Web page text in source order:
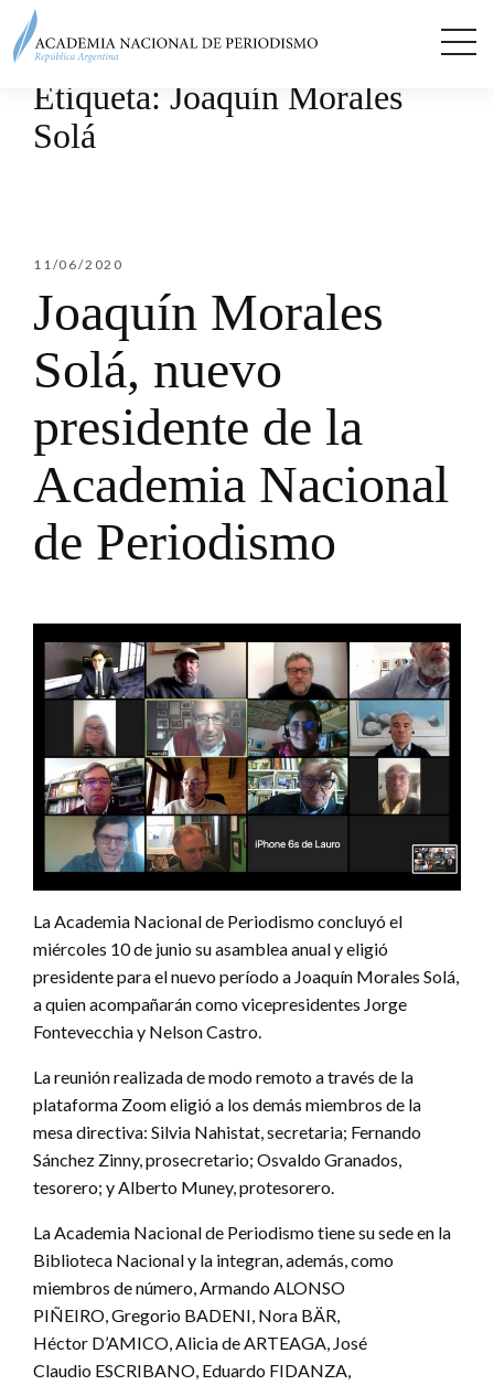
Etiqueta: Joaquín Morales
Solá
11/06/2020
Joaquín Morales
Solá, nuevo
presidente de la
Academia Nacional
de Periodismo
La Academia Nacional de Periodismo concluyó el
miércoles 10 de junio su asamblea anual y eligió
presidente para el nuevo período a Joaquín Morales Solá,
a quien acompañarán como vicepresidentes Jorge
Fontevecchia y Nelson Castro.
La reunión realizada de modo remoto a través de la
plataforma Zoom eligió a los demás miembros de la
mesa directiva: Silvia Nahistat, secretaria; Fernando
Sánchez Zinny, prosecretario; Osvaldo Granados,
tesorero; y Alberto Muney, protesorero.
La Academia Nacional de Periodismo tiene su sede en la
Biblioteca Nacional y la integran, además, como
miembros de número, Armando ALONSO
PIÑEIRO, Gregorio BADENI, Nora BÄR,
Héctor D’AMICO, Alicia de ARTEAGA, José
Claudio ESCRIBANO, Eduardo FIDANZA,